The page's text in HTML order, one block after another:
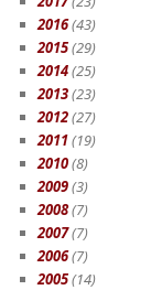
2016(43)
2015(29)
2014(25)
2013(23)
2012(27)
2011(19)
2010(8)
2009(3)
2008(7)
2007(7)
2006(7)
2005(14)